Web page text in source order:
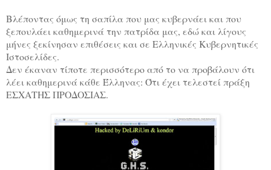
Βλέποντας όμως τη σαπίλα που μας κυβερνάει και που
ξεπουλάει καθημερινά την πατρίδα μας, εδώ και λίγους
μήνες ξεκίνησαν επιθέσεις και σε Ελληνικές Κυβερνητικές
Ιστοσελίδες.
Δεν έκαναν τίποτε περισσότερο από το να προβάλουν ότι
λέει καθημερινά κάθε Έλληνας: Ότι έχει τελεστεί πράξη
ΕΣΧΑΤΗΣ ΠΡΟΔΟΣΙΑΣ.